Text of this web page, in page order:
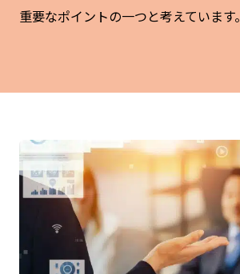
重要なポイントの一つと考えています。